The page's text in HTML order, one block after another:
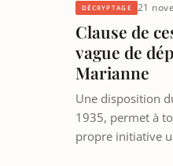
DÉCRYPTAGE 21
Clause de
vague de
Marianne
Une disposition
1935, permet à
propre initiative